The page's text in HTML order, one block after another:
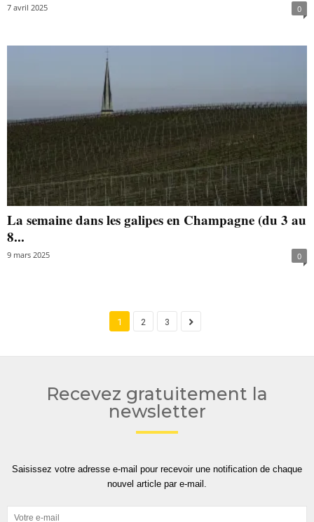
7 avril 2025 0
La semaine dans les galipes en Champagne (du 3 au
8...
9 mars 2025 0
1 2 3
Recevez gratuitement la
newsletter
Saisissez votre adresse e-mail pour recevoir une notification de chaque
nouvel article par e-mail.